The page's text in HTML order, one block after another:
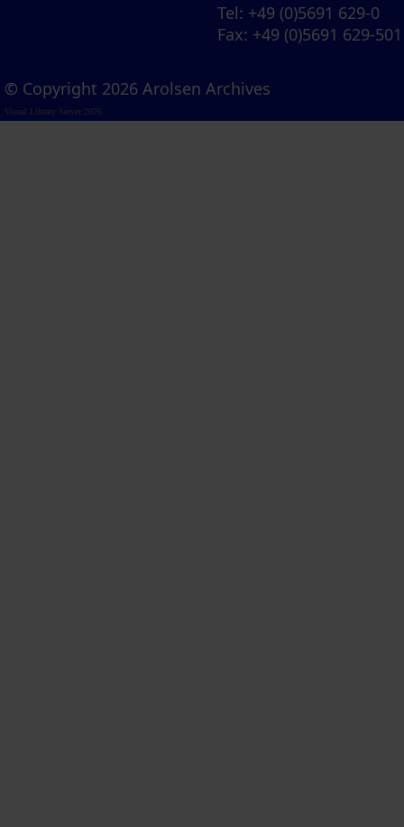
Tel: +49 (0)5691 629-0
Fax: +49 (0)5691 629-501
© Copyright 2026 Arolsen Archives
Visual Library Server 2026